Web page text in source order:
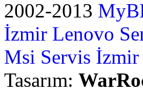
2002-2013
İzmir Lenovo
Msi Servis İzmir
Tasarım: